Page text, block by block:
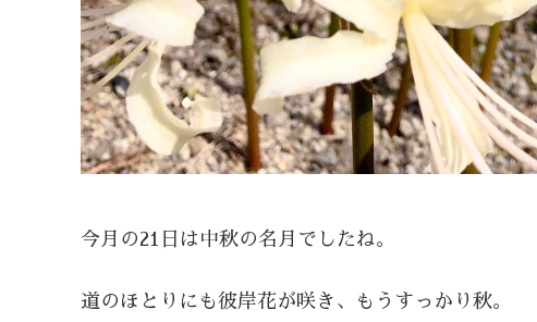
今月の21日は中秋の名月でしたね。
道のほとりにも彼岸花が咲き、もうすっかり秋。